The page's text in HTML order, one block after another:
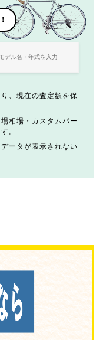
、現在の査定額を保
相場・カスタムパー
。
ータが表示されない